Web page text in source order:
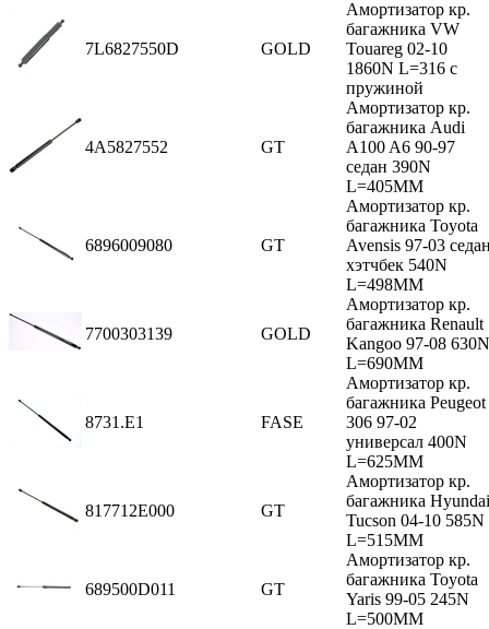
7L6827550D GOLD
Амортизатор кр.
багажника VW
Touareg 02-10
1860N L=316 с
пружиной
4A5827552 GT
Амортизатор кр.
багажника Audi
A100 A6 90-97
седан 390N
L=405MM
6896009080 GT
Амортизатор кр.
багажника Toyota
Avensis 97-03
хэтчбек 540N
L=498MM
7700303139 GOLD
Амортизатор кр.
багажника Renault
Kangoo 97-08 630N
L=690MM
8731.E1 FASE
Амортизатор кр.
багажника Peugeot
306 97-02
универсал 400N
L=625MM
817712E000 GT
Амортизатор кр.
багажника Hyundai
Tucson 04-10 585N
L=515MM
689500D011 GT
Амортизатор кр.
багажника Toyota
Yaris 99-05 245N
L=500MM